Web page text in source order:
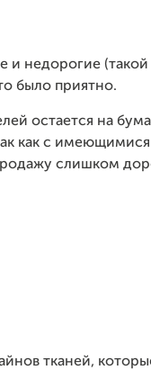
недорогие (такой
было приятно.
остается на
как с имеющимися
слишком
тканей,